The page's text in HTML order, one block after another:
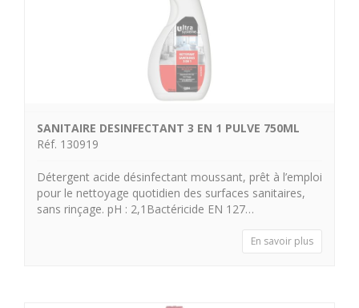
SANITAIRE DESINFECTANT 3 EN 1 PULVE 750ML
Réf. 130919
Détergent acide désinfectant moussant, prêt à l’emploi
pour le nettoyage quotidien des surfaces sanitaires,
sans rinçage. pH : 2,1Bactéricide EN 127…
En savoir plus